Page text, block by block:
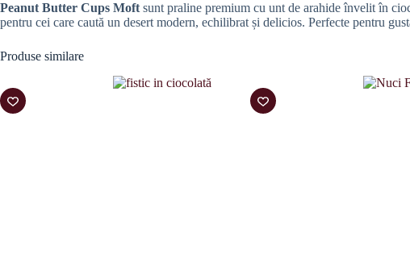
Peanut Butter Cups Moft sunt praline premium cu unt de arahide învelit în
pentru cei care caută un desert modern, echilibrat și delicios. Perfecte pentru
Produse similare